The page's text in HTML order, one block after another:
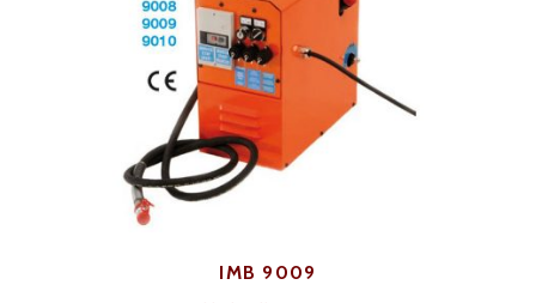
IMB 9009